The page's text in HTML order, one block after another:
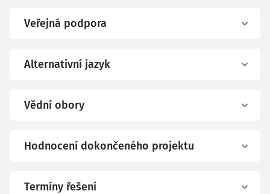
Veřejná podpora
Alternativní jazyk
Vědní obory
Hodnocení dokončeného projektu
Termíny řešení